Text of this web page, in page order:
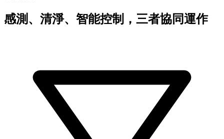
感測、清淨、智能控制，三者協同運作